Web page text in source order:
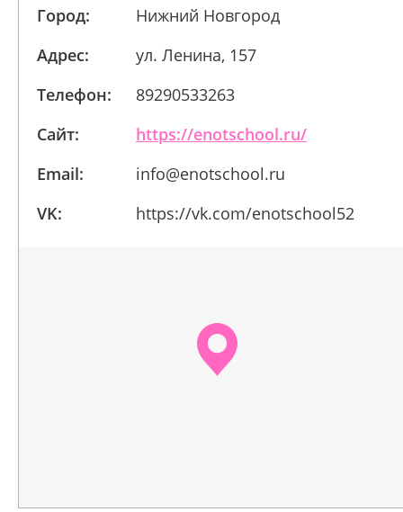
Город:
Нижний Новгород
Адрес:
ул. Ленина, 157
Телефон:
89290533263
Сайт:
https://enotschool.ru/
Email:
info@enotschool.ru
VK:
https://vk.com/enotschool52